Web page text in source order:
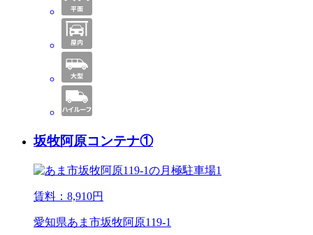
坂牧阿原コンテナ①
賃料： 8,910円
愛知県あま市坂牧阿原119-1